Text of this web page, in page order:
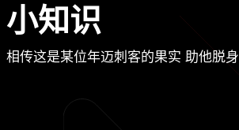
小知识
相传这是某位年迈刺客的果实 助他脱身